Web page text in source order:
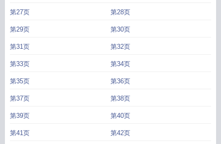
第27页 第28页
第29页 第30页
第31页 第32页
第33页 第34页
第35页 第36页
第37页 第38页
第39页 第40页
第41页 第42页